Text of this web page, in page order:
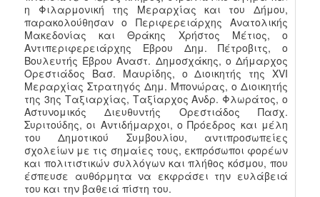
η Φιλαρμονική της Μεραρχίας και του Δήμου,
παρακολούθησαν ο Περιφερειάρχης Ανατολικής
Μακεδονίας και Θράκης Χρήστος Μέτιος, ο
Αντιπεριφερειάρχης Εβρου Δημ. Πέτροβιτς, ο
Βουλευτής Έβρου Αναστ. Δημοσχάκης, ο Δήμαρχος
Ορεστιάδος Βασ. Μαυρίδης, ο Διοικητής της XVI
Μεραρχίας Στρατηγός Δημ. Μπονώρας, ο Διοικητής
της 3ης Ταξιαρχίας, Ταξίαρχος Ανδρ. Φλωράτος, ο
Αστυνομικός Διευθυντής Ορεστιάδος Πασχ.
Συριτούδης, οι Αντιδήμαρχοι, ο Πρόεδρος και μέλη
του Δημοτικού Συμβουλίου, αντιπροσωπείες
σχολείων με τις σημαίες τους, εκπρόσωποι φορέων
και πολιτιστικών συλλόγων και πλήθος κόσμου, που
έσπευσε αυθόρμητα να εκφράσει την ευλάβειά
του και την βαθειά πίστη του.